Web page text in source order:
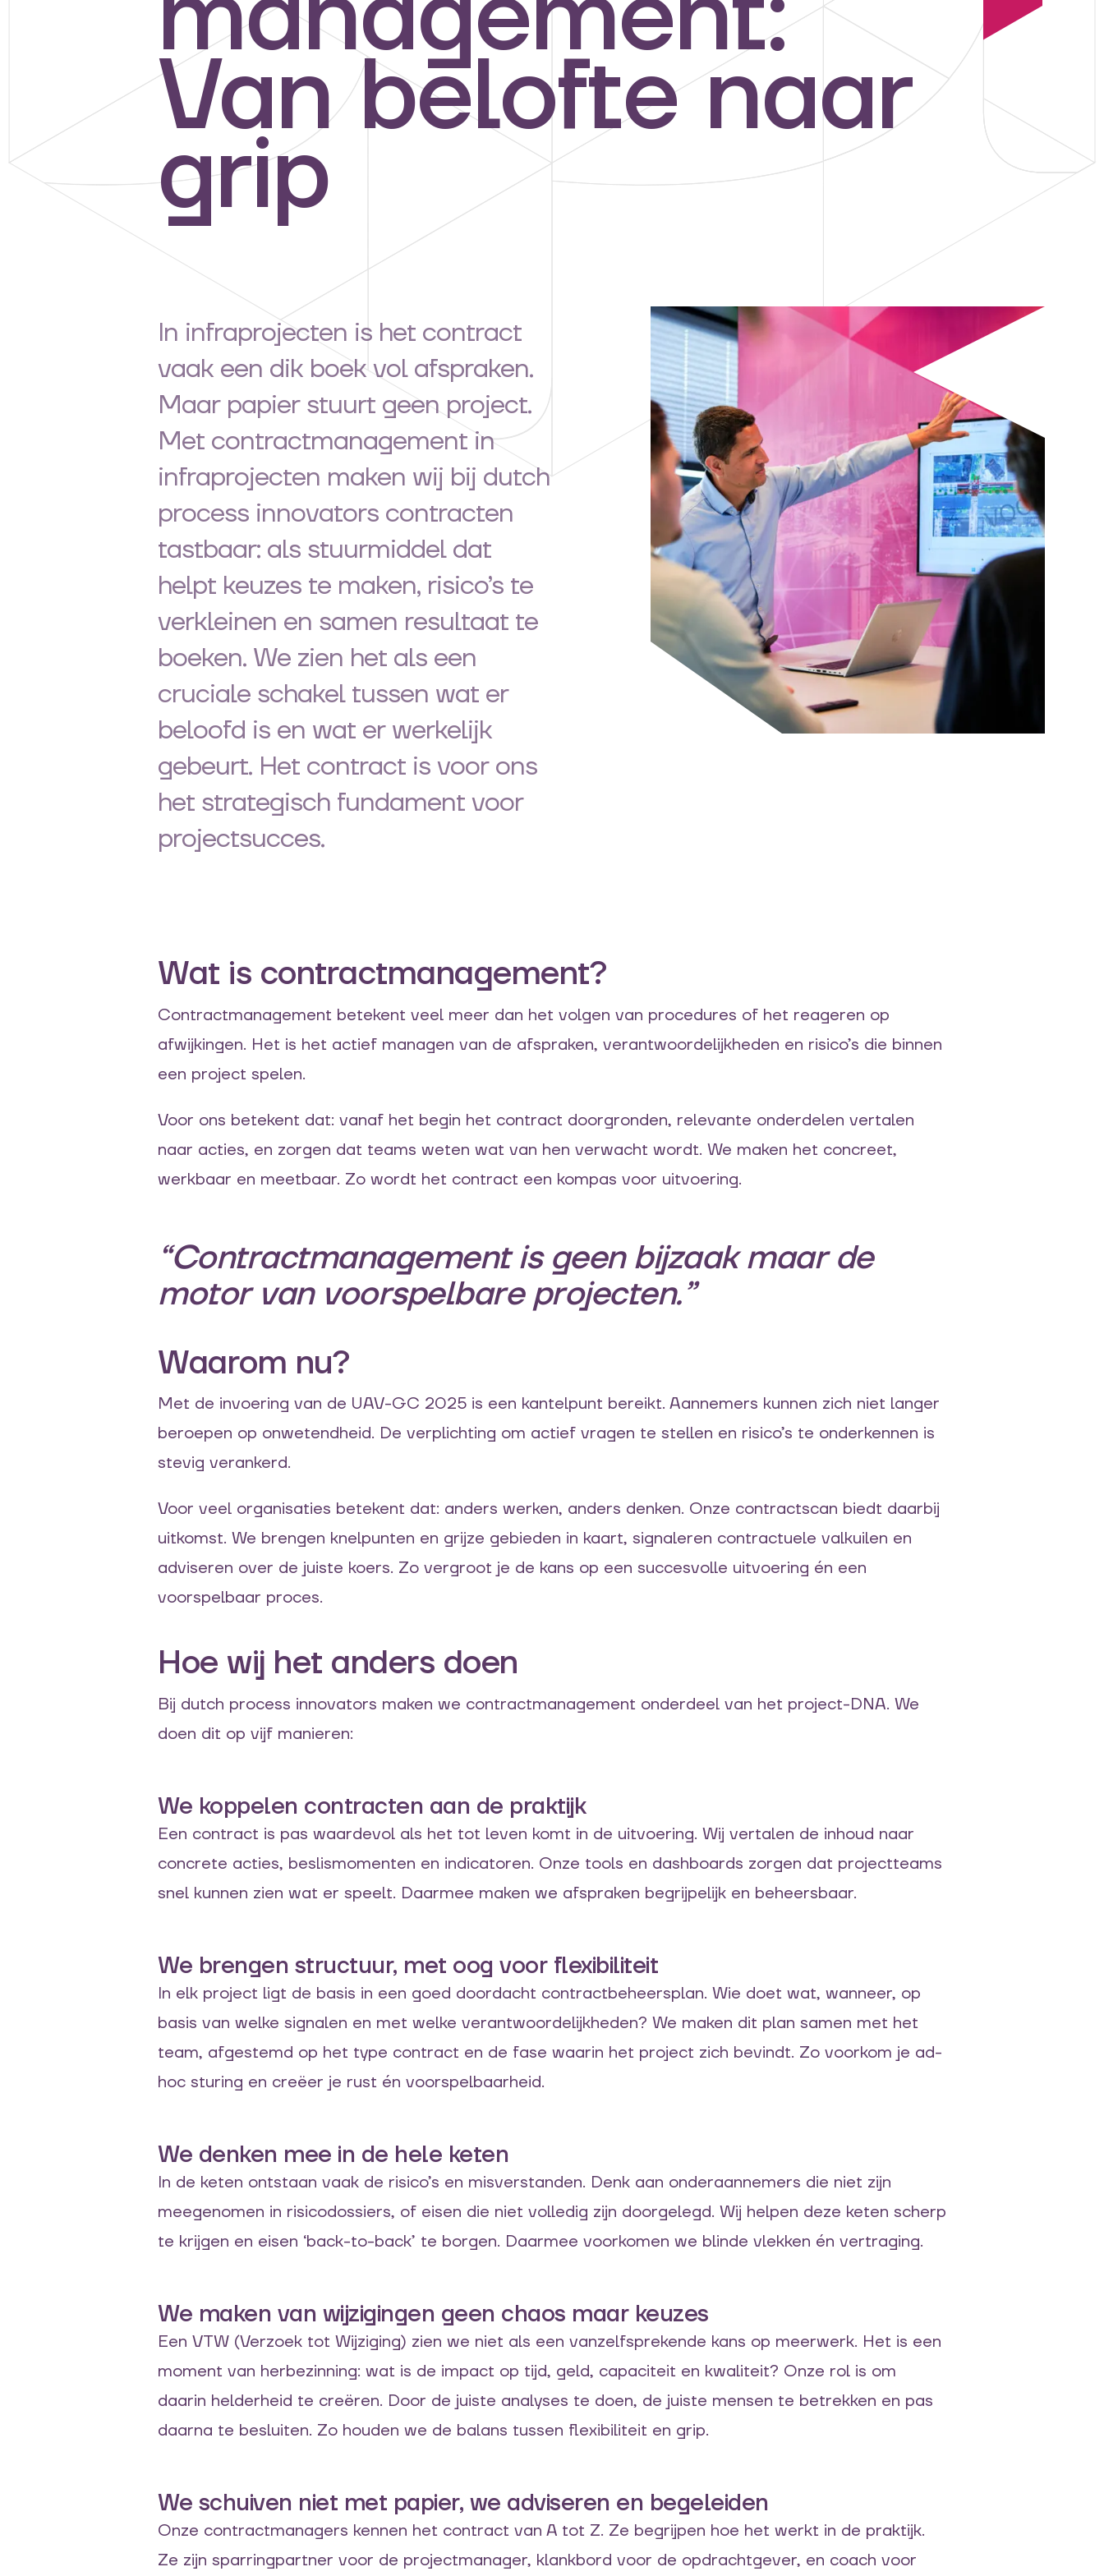
Van belofte naar
grip
In infraprojecten is het contract
vaak een dik boek vol afspraken.
Maar papier stuurt geen project.
Met contractmanagement in
infraprojecten maken wij bij dutch
process innovators contracten
tastbaar: als stuurmiddel dat
helpt keuzes te maken, risico’s te
verkleinen en samen resultaat te
boeken. We zien het als een
cruciale schakel tussen wat er
beloofd is en wat er werkelijk
gebeurt. Het contract is voor ons
het strategisch fundament voor
projectsucces.
Wat is contractmanagement?
Contractmanagement betekent veel meer dan het volgen van procedures of het reageren op
afwijkingen. Het is het actief managen van de afspraken, verantwoordelijkheden en risico’s die binnen
een project spelen.
Voor ons betekent dat: vanaf het begin het contract doorgronden, relevante onderdelen vertalen
naar acties, en zorgen dat teams weten wat van hen verwacht wordt. We maken het concreet,
werkbaar en meetbaar. Zo wordt het contract een kompas voor uitvoering.
“Contractmanagement is geen bijzaak maar de
motor van voorspelbare projecten.”
Waarom nu?
Met de invoering van de UAV-GC 2025 is een kantelpunt bereikt. Aannemers kunnen zich niet langer
beroepen op onwetendheid. De verplichting om actief vragen te stellen en risico’s te onderkennen is
stevig verankerd.
Voor veel organisaties betekent dat: anders werken, anders denken. Onze contractscan biedt daarbij
uitkomst. We brengen knelpunten en grijze gebieden in kaart, signaleren contractuele valkuilen en
adviseren over de juiste koers. Zo vergroot je de kans op een succesvolle uitvoering én een
voorspelbaar proces.
Hoe wij het anders doen
Bij dutch process innovators maken we contractmanagement onderdeel van het project-DNA. We
doen dit op vijf manieren:
We koppelen contracten aan de praktijk
Een contract is pas waardevol als het tot leven komt in de uitvoering. Wij vertalen de inhoud naar
concrete acties, beslismomenten en indicatoren. Onze tools en dashboards zorgen dat projectteams
snel kunnen zien wat er speelt. Daarmee maken we afspraken begrijpelijk en beheersbaar.
We brengen structuur, met oog voor flexibiliteit
In elk project ligt de basis in een goed doordacht contractbeheersplan. Wie doet wat, wanneer, op
basis van welke signalen en met welke verantwoordelijkheden? We maken dit plan samen met het
team, afgestemd op het type contract en de fase waarin het project zich bevindt. Zo voorkom je ad-
hoc sturing en creëer je rust én voorspelbaarheid.
We denken mee in de hele keten
In de keten ontstaan vaak de risico’s en misverstanden. Denk aan onderaannemers die niet zijn
meegenomen in risicodossiers, of eisen die niet volledig zijn doorgelegd. Wij helpen deze keten scherp
te krijgen en eisen ‘back-to-back’ te borgen. Daarmee voorkomen we blinde vlekken én vertraging.
We maken van wijzigingen geen chaos maar keuzes
Een VTW (Verzoek tot Wijziging) zien we niet als een vanzelfsprekende kans op meerwerk. Het is een
moment van herbezinning: wat is de impact op tijd, geld, capaciteit en kwaliteit? Onze rol is om
daarin helderheid te creëren. Door de juiste analyses te doen, de juiste mensen te betrekken en pas
daarna te besluiten. Zo houden we de balans tussen flexibiliteit en grip.
We schuiven niet met papier, we adviseren en begeleiden
Onze contractmanagers kennen het contract van A tot Z. Ze begrijpen hoe het werkt in de praktijk.
Ze zijn sparringpartner voor de projectmanager, klankbord voor de opdrachtgever, en coach voor